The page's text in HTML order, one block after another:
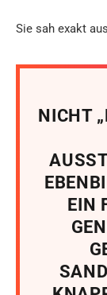
Sie sah exakt
NICHT
EIN